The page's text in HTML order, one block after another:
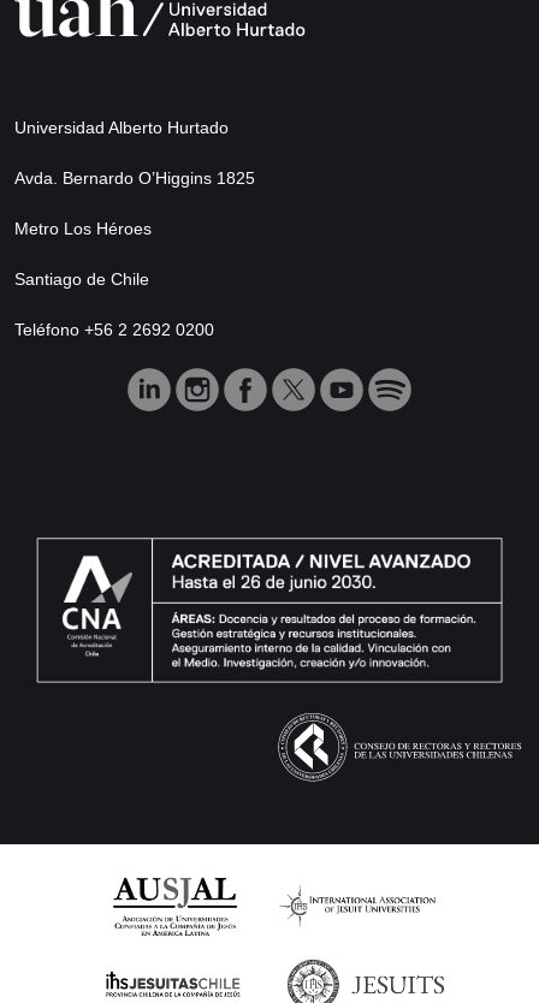
Universidad Alberto Hurtado
Avda. Bernardo O’Higgins 1825
Metro Los Héroes
Santiago de Chile
Teléfono +56 2 2692 0200